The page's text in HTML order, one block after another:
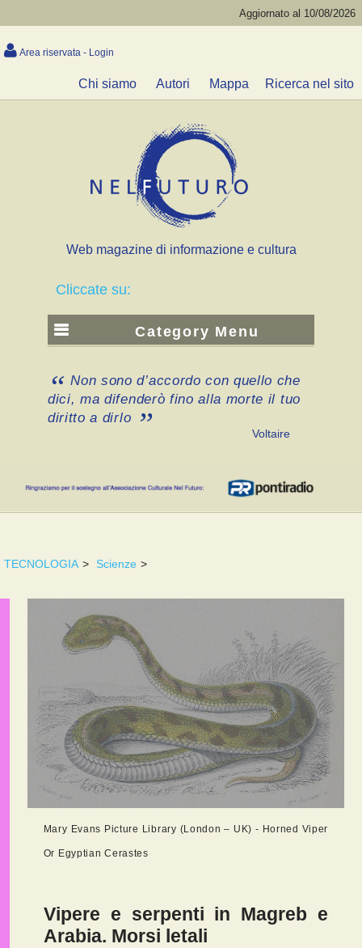
Aggiornato al 10/08/2026
Area riservata - Login
Chi siamo Autori Mappa Ricerca nel sito
Web magazine di informazione e cultura
Cliccate su:
Category Menu
Non sono d’accordo con quello che
dici, ma difenderò fino alla morte il tuo
diritto a dirlo
Voltaire
TECNOLOGIA > Scienze >
Mary Evans Picture Library (London – UK) - Horned Viper
Or Egyptian Cerastes
Vipere e serpenti in Magreb e
Arabia. Morsi letali